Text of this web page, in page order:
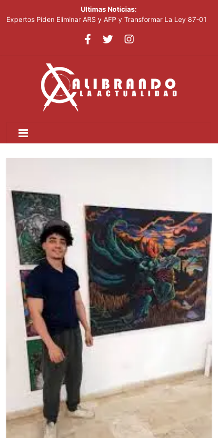
Ultimas Noticias:
Expertos Piden Eliminar ARS y AFP y Transformar La Ley 87-01
miembros de la Fuerza del Pueblo
Acciones De Sandisk Suben 2,800% En Doce Meses Impulsadas
Por La Demanda De IA
Plataforma Cripto Vinculada A Irán Movió US$6,300 Millones
Antes De Ser Sancionada